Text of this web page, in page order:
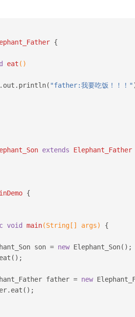
{
eat ()
"father:我要吃饭！！！"
extends
Elephant_Father
{
void main(String[] args) {
son =
new Elephant_Son();
father =
new